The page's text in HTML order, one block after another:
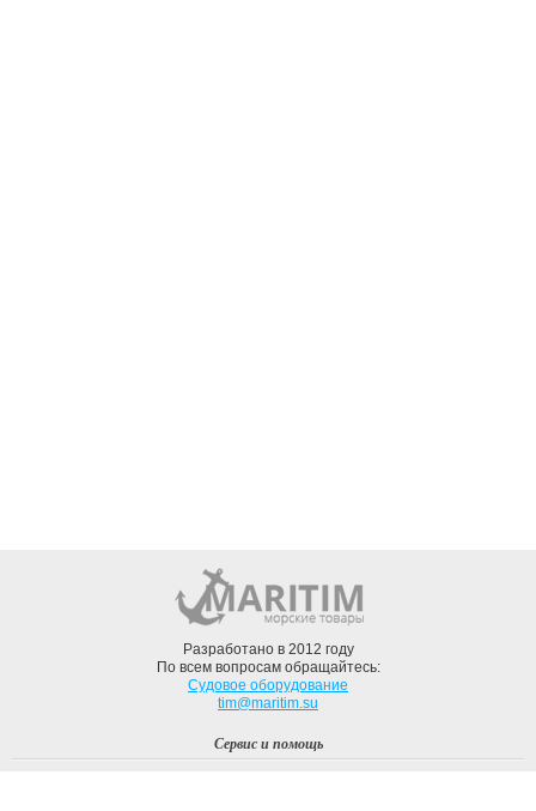
Разработано в 2012 году
По всем вопросам обращайтесь:
Судовое оборудование
tim@maritim.su
Сервис и помощь